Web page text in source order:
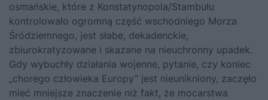
osmańskie, które z Konstatynopola/Stambułu
kontrolowało ogromną część wschodniego Morza
Śródziemnego, jest słabe, dekadenckie,
zbiurokratyzowane i skazane na nieuchronny upadek.
Gdy wybuchły działania wojenne, pytanie, czy koniec
„chorego człowieka Europy” jest nieunikniony, zaczęło
mieć mniejsze znaczenie niż fakt, że mocarstwa